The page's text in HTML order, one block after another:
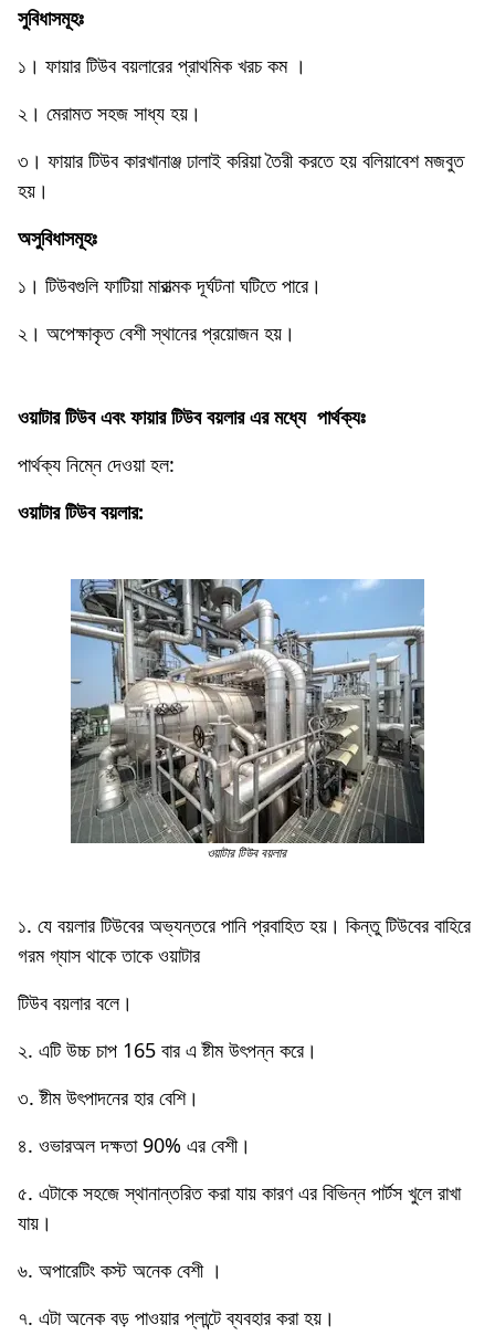
সুবিধাসমূহঃ
১। ফায়ার টিউব বয়লারের প্রাথমিক খরচ কম ।
২। মেরামত সহজ সাধ্য হয়।
৩। ফায়ার টিউব কারখানাঞ্জ ঢালাই করিয়া তৈরী করতে হয় বলিয়াবেশ মজবুত
হয়।
অসুবিধাসমূহঃ
১। টিউবগুলি ফাটিয়া মারাত্মক দূর্ঘটনা ঘটিতে পারে।
২। অপেক্ষাকৃত বেশী স্থানের প্রয়ােজন হয়।
ওয়াটার টিউব এবং ফায়ার টিউব বয়লার এর মধ্যে পার্থক্যঃ
পার্থক্য নিম্নে দেওয়া হল:
ওয়াটার টিউব বয়লার:
ওয়াটার টিউব বয়লার
১. যে বয়লার টিউবের অভ্যন্তরে পানি প্রবাহিত হয়। কিন্তু টিউবের বাহিরে
গরম গ্যাস থাকে তাকে ওয়াটার
টিউব বয়লার বলে।
২. এটি উচ্চ চাপ 165 বার এ ষ্টীম উৎপন্ন করে।
৩. ষ্টীম উৎপাদনের হার বেশি।
৪. ওভারঅল দক্ষতা 90% এর বেশী।
৫. এটাকে সহজে স্থানান্তরিত করা যায় কারণ এর বিভিন্ন পার্টস খুলে রাখা
যায়।
৬. অপারেটিং কস্ট অনেক বেশী ।
৭. এটা অনেক বড় পাওয়ার প্লান্টে ব্যবহার করা হয়।